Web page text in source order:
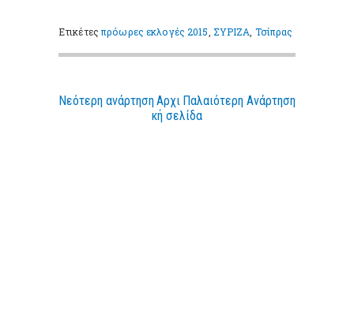
Ετικέτεςπρόωρες εκλογές 2015 ΣΥΡΙΖΑ Τσίπρας
Νεότερη ανάρτηση Παλαιότερη Ανάρτηση
Αρχι
κή σελίδα